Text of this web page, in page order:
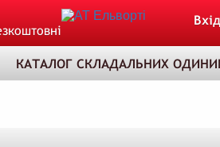
Вхід
КАТАЛОГ СКЛАДАЛЬНИХ